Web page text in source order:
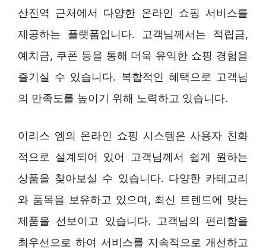
산진역 근처에서 다양한 온라인 쇼핑 서비스를
제공하는 플랫폼입니다. 고객님께서는 적립금,
예치금, 쿠폰 등을 통해 더욱 유익한 쇼핑 경험을
즐기실 수 있습니다. 복합적인 혜택으로 고객님
의 만족도를 높이기 위해 노력하고 있습니다.
이리스 엠의 온라인 쇼핑 시스템은 사용자 친화
적으로 설계되어 있어 고객님께서 쉽게 원하는
상품을 찾아보실 수 있습니다. 다양한 카테고리
와 품목을 보유하고 있으며, 최신 트렌드에 맞는
제품을 선보이고 있습니다. 고객님의 편리함을
최우선으로 하여 서비스를 지속적으로 개선하고